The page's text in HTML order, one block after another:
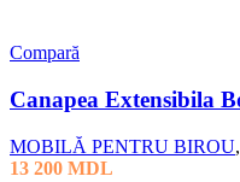
Compară
Canapea Extensibila
MOBILĂ PENTRU BIROU,
13 200 MDL